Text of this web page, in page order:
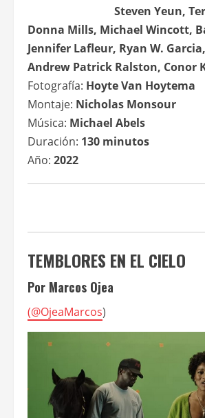
Steven Yeun,
Donna Mills, Michael Wincott,
Jennifer Lafleur, Ryan W.
Andrew Patrick Ralston, Conor
Fotografía: Hoyte Van Hoytema
Montaje: Nicholas Monsour
Música: Michael Abels
Duración: 130 minutos
Año: 2022
TEMBLORES EN EL CIELO
Por Marcos Ojea
(@OjeaMarcos)